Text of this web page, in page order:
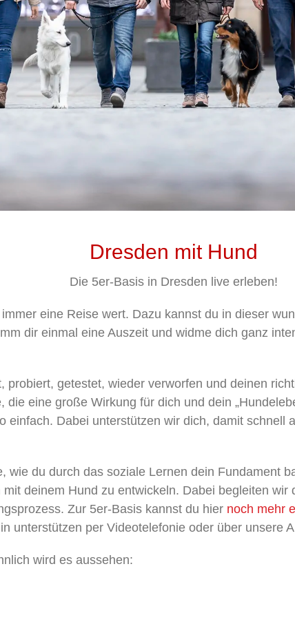
Dresden mit Hund
Die 5er-Basis in Dresden live erleben!
eine Reise wert. Dazu kannst du in dieser
dir einmal eine Auszeit und widme dich ganz
probiert, getestet, wieder verworfen und deinen
die eine große Wirkung für dich und dein
einfach. Dabei unterstützen wir dich, damit schnell
wie du durch das soziale Lernen dein Fundament
deinem Hund zu entwickeln. Dabei begleiten wir
Zur 5er-Basis kannst du hier noch mehr
unterstützen per Videotelefonie oder über unsere
wird es aussehen: